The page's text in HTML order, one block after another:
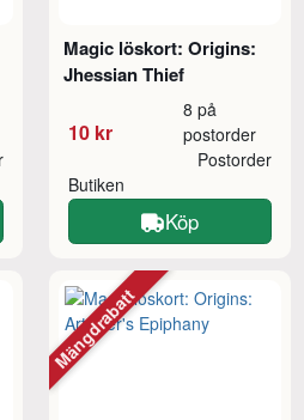
Magic löskort: Origins:
Jhessian Thief
10 kr
8 på
postorder
Butiken
Postorder
Köp
Mängdrabatt